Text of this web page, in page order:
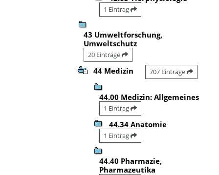
1 Eintrag
43 Umweltforschung,
Umweltschutz
20 Einträge
44 Medizin 707 Einträge
44.00 Medizin: Allgemeines
1 Eintrag
44.34 Anatomie
1 Eintrag
44.40 Pharmazie,
Pharmazeutika